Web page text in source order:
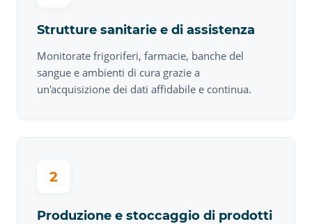
Strutture sanitarie e di assistenza
Monitorate frigoriferi, farmacie, banche del
sangue e ambienti di cura grazie a
un'acquisizione dei dati affidabile e continua.
2
Produzione e stoccaggio di prodotti